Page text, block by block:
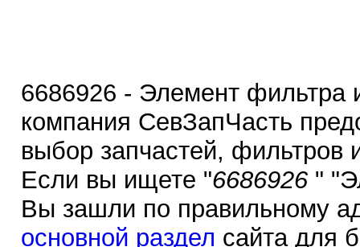
6686926 - Элемент фильтра
компания СевЗапЧасть
выбор запчастей, фильтров
Если вы ищете "6686926 "
Вы зашли по правильному
основной раздел сайта для